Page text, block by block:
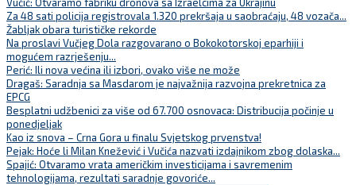
Za 48 sati policija registrovala 1.320 prekršaja u saobraćaju, 48 vozača...
Žabljak obara turističke rekorde
Na proslavi Vučjeg Dola razgovarano o Bokokotorskoj eparhiji i
mogućem razrješenju...
Perić: Ili nova većina ili izbori, ovako više ne može
Dragaš: Saradnja sa Masdarom je najvažnija razvojna prekretnica za
EPCG
Besplatni udžbenici za više od 67.700 osnovaca: Distribucija počinje u
ponedjeljak
Kao iz snova – Crna Gora u finalu Svjetskog prvenstva!
Pejak: Hoće li Milan Knežević i Vučića nazvati izdajnikom zbog dolaska...
Spajić: Otvaramo vrata američkim investicijama i savremenim
tehnologijama, rezultati saradnje govoriće...